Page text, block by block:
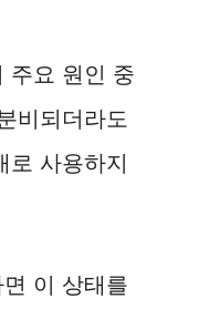
주요 원인 중
비되더라도
로 사용하지
이 상태를